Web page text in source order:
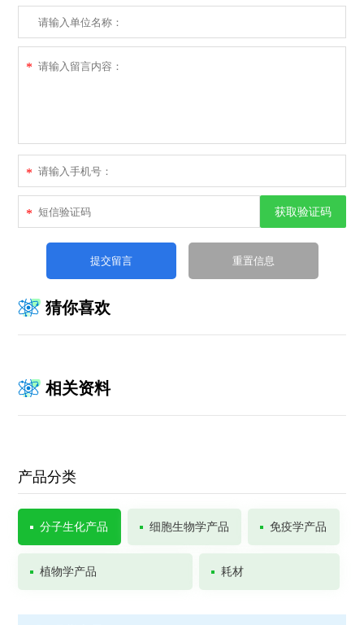
*
*
* 获取验证码
猜你喜欢
相关资料
产品分类
分子生化产品 细胞生物学产品 免疫学产品
植物学产品 耗材